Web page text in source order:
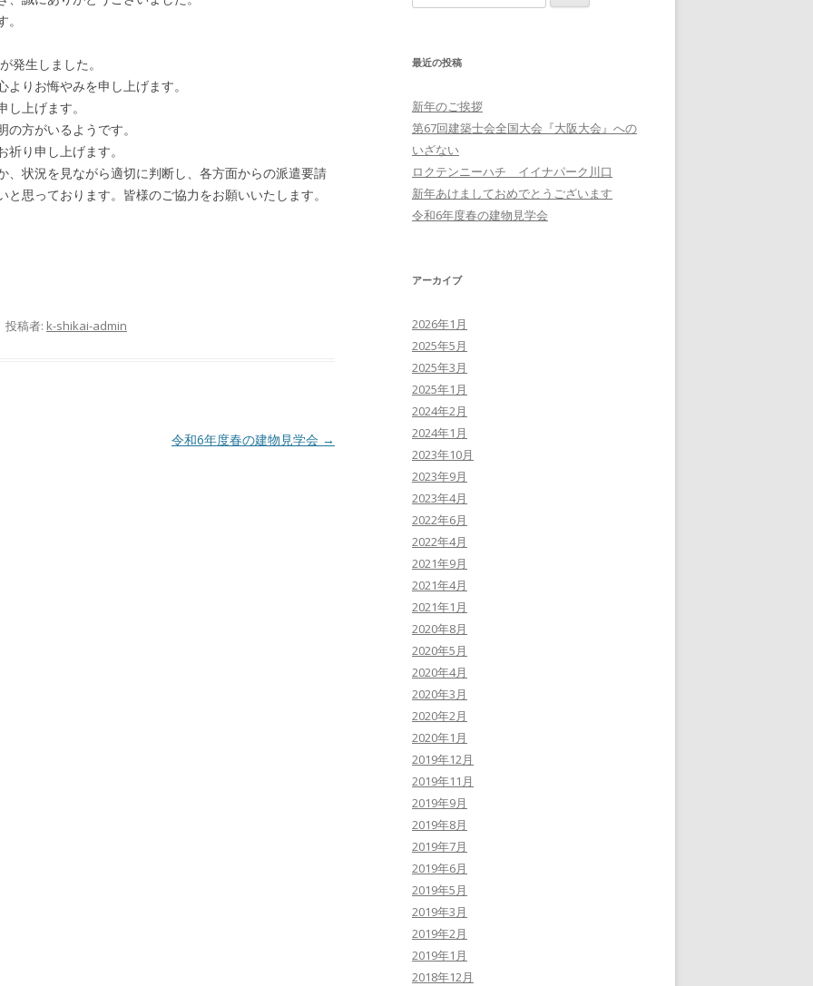
発生しました。
りお悔やみを申し上げます。
上げます。
方がいるようです。
り申し上げます。
、状況を見ながら適切に判断し、各方面からの派遣要請
思っております。皆様のご協力をお願いいたします。
投稿者: k-shikai-admin
令和6年度春の建物見学会 →
索:
最近の投稿
新年のご挨拶
第67回建築士会全国大会『大阪大会』への
いざない
ロクテンニーハチ イイナパーク川口
新年あけましておめでとうございます
令和6年度春の建物見学会
アーカイブ
2026年1月
2025年5月
2025年3月
2025年1月
2024年2月
2024年1月
2023年10月
2023年9月
2023年4月
2022年6月
2022年4月
2021年9月
2021年4月
2021年1月
2020年8月
2020年5月
2020年4月
2020年3月
2020年2月
2020年1月
2019年12月
2019年11月
2019年9月
2019年8月
2019年7月
2019年6月
2019年5月
2019年3月
2019年2月
2019年1月
2018年12月